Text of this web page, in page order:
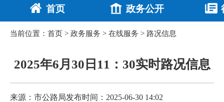
首页 政务公开
当前位置： 首页 > 政务服务 > 在线服务 > 路况信息
2025年6月30日11：30实时路况信息
来源：市公路局发布时间：2025-06-30 14:02